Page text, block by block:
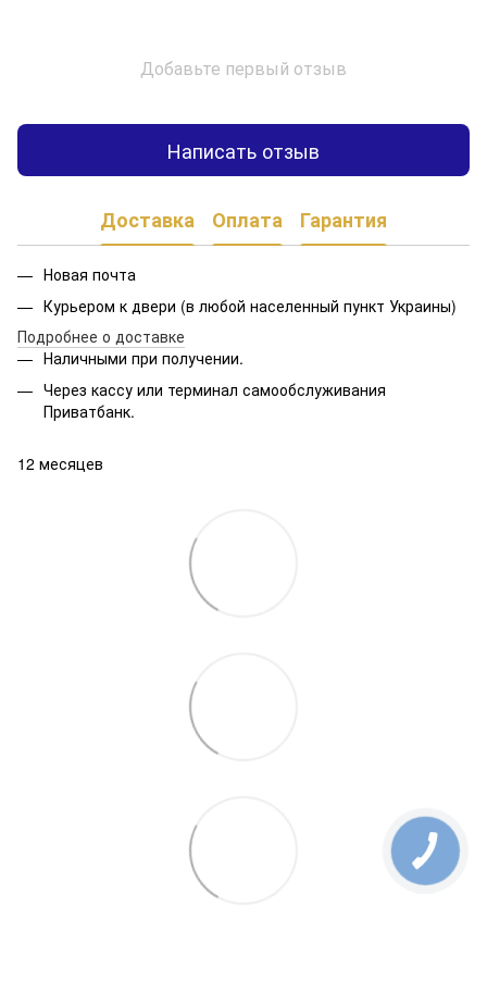
Добавьте первый отзыв
Написать отзыв
Доставка Оплата Гарантия
Новая почта
Курьером к двери (в любой населенный пункт Украины)
Подробнее о доставке
Наличными при получении.
Через кассу или терминал самообслуживания
Приватбанк.
12 месяцев